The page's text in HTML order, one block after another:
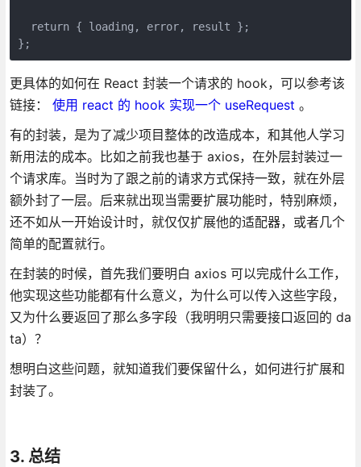
  return { loading, error, result };
};
更具体的如何在 React 封装一个请求的 hook，可以参考该
链接： 使用 react 的 hook 实现一个 useRequest 。
有的封装，是为了减少项目整体的改造成本，和其他人学习
新用法的成本。比如之前我也基于 axios，在外层封装过一
个请求库。当时为了跟之前的请求方式保持一致，就在外层
额外封了一层。后来就出现当需要扩展功能时，特别麻烦，
还不如从一开始设计时，就仅仅扩展他的适配器，或者几个
简单的配置就行。
在封装的时候，首先我们要明白 axios 可以完成什么工作，
他实现这些功能都有什么意义，为什么可以传入这些字段，
又为什么要返回了那么多字段（我明明只需要接口返回的 da
ta）？
想明白这些问题，就知道我们要保留什么，如何进行扩展和
封装了。
3. 总结